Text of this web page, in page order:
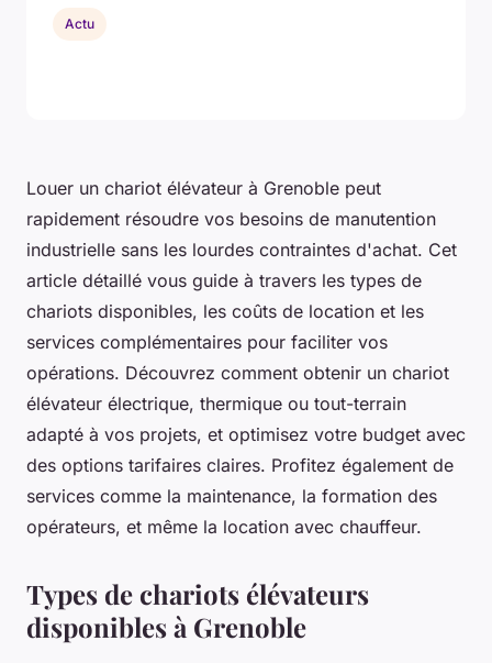
Louer un chariot élévateur à Grenoble peut
rapidement résoudre vos besoins de manutention
industrielle sans les lourdes contraintes d'achat. Cet
article détaillé vous guide à travers les types de
chariots disponibles, les coûts de location et les
services complémentaires pour faciliter vos
opérations. Découvrez comment obtenir un chariot
élévateur électrique, thermique ou tout-terrain
adapté à vos projets, et optimisez votre budget avec
des options tarifaires claires. Profitez également de
services comme la maintenance, la formation des
opérateurs, et même la location avec chauffeur.
Types de chariots élévateurs
disponibles à Grenoble
Actu